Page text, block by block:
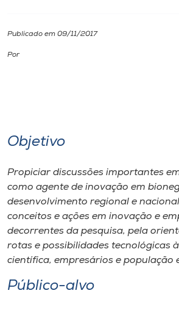
Editora
Rádio
Museu
Unoesc
Store
Publicado em 09/11/2017
Por
Objetivo
Propiciar discussões importantes
como agente de inovação em
desenvolvimento regional e
conceitos e ações em inovação e
decorrentes da pesquisa, pela
rotas e possibilidades tecnológicas
científica, empresários e população
Público-alvo